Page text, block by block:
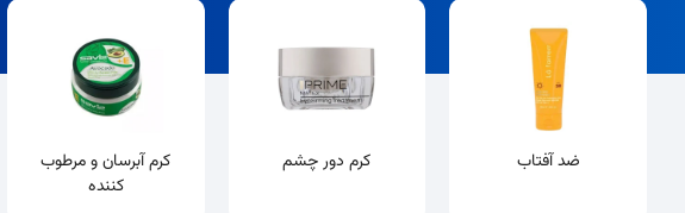
دسته بندی ها
ضد آفتاب کرم دور چشم
کرم آبرسان و مرطوب
کننده